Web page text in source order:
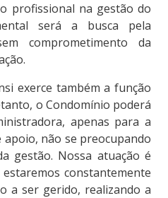
profissional na gestão do
será a busca pela
comprometimento da
exerce também a função
o Condomínio poderá
apenas para a
apoio, não se preocupando
gestão. Nossa atuação é
constantemente
a ser gerido, realizando a